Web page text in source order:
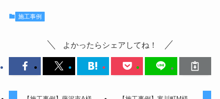
施工事例
よかったらシェアしてね！